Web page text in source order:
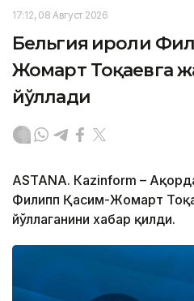
17:12, 08 Август 2026
Бельгия Қироли
Жомарт Тоқаевга
йўллади
ASTANА. Кazinform –
Филипп Қасим-Жомарт
йўллаганини хабар қилди.